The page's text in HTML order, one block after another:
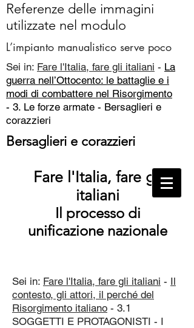
Referenze delle immagini
utilizzate nel modulo
L’impianto manualistico serve poco
Sei in: Fare l'Italia, fare gli italiani - La
guerra nell’Ottocento: le battaglie e i
modi di combattere nel Risorgimento
- 3. Le forze armate - Bersaglieri e
corazzieri
Bersaglieri e corazzieri
Fare l'Italia, fare gli
italiani
Il processo di
unificazione nazionale
Sei in: Fare l'Italia, fare gli italiani - Il
contesto, gli attori, il perché del
Risorgimento italiano - 3.1
SOGGETTI E PROTAGONISTI - I